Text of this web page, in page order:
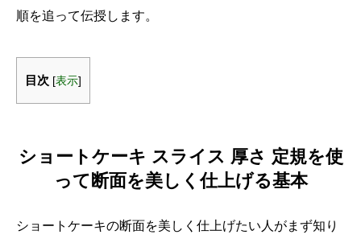
順を追って伝授します。
目次 [表示]
ショートケーキ スライス 厚さ 定規を使
って断面を美しく仕上げる基本
ショートケーキの断面を美しく仕上げたい人がまず知り